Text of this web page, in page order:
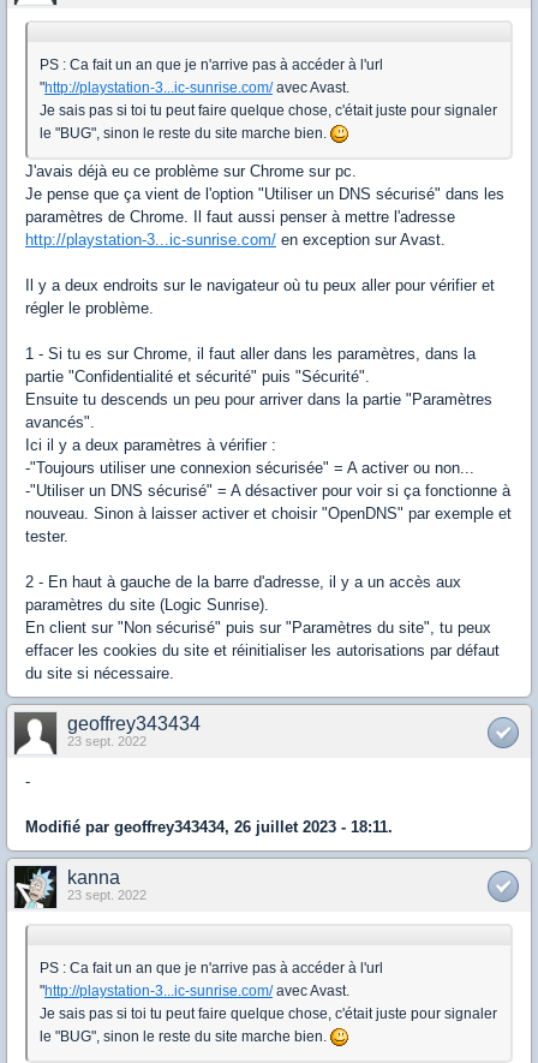
PS : Ca fait un an que je n'arrive pas à accéder à l'url
"http://playstation-3...ic-sunrise.com/avec Avast.
Je sais pas si toi tu peut faire quelque chose, c'était juste pour signaler
le "BUG", sinon le reste du site marche bien.
J'avais déjà eu ce problème sur Chrome sur pc.
Je pense que ça vient de l'option "Utiliser un DNS sécurisé" dans les
paramètres de Chrome. Il faut aussi penser à mettre l'adresse
http://playstation-3...ic-sunrise.com/ en exception sur Avast.
Il y a deux endroits sur le navigateur où tu peux aller pour vérifier et
régler le problème.
1 - Si tu es sur Chrome, il faut aller dans les paramètres, dans la
partie "Confidentialité et sécurité" puis "Sécurité".
Ensuite tu descends un peu pour arriver dans la partie "Paramètres
avancés".
Ici il y a deux paramètres à vérifier :
-"Toujours utiliser une connexion sécurisée" = A activer ou non...
-"Utiliser un DNS sécurisé" = A désactiver pour voir si ça fonctionne à
nouveau. Sinon à laisser activer et choisir "OpenDNS" par exemple et
tester.
2 - En haut à gauche de la barre d'adresse, il y a un accès aux
paramètres du site (Logic Sunrise).
En client sur "Non sécurisé" puis sur "Paramètres du site", tu peux
effacer les cookies du site et réinitialiser les autorisations par défaut
du site si nécessaire.
geoffrey343434
23 sept. 2022
-
Modifié par geoffrey343434, 26 juillet 2023 - 18:11.
kanna
23 sept. 2022
PS : Ca fait un an que je n'arrive pas à accéder à l'url
"http://playstation-3...ic-sunrise.com/avec Avast.
Je sais pas si toi tu peut faire quelque chose, c'était juste pour signaler
le "BUG", sinon le reste du site marche bien.